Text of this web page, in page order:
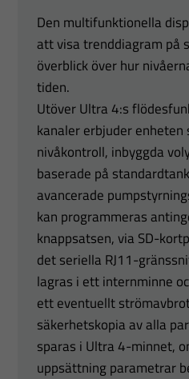
Den multifunktionella
att visa trenddiagram på
överblick över hur
tiden.
Utöver Ultra 4:s
kanaler erbjuder
nivåkontroll, inbyggda
baserade på
avancerade
kan programmeras
knappsatsen, via SD-
det seriella RJ11-
lagras i ett internminne
ett eventuellt
säkerhetskopia av alla
sparas i Ultra 4-minnet,
uppsättning parametrar